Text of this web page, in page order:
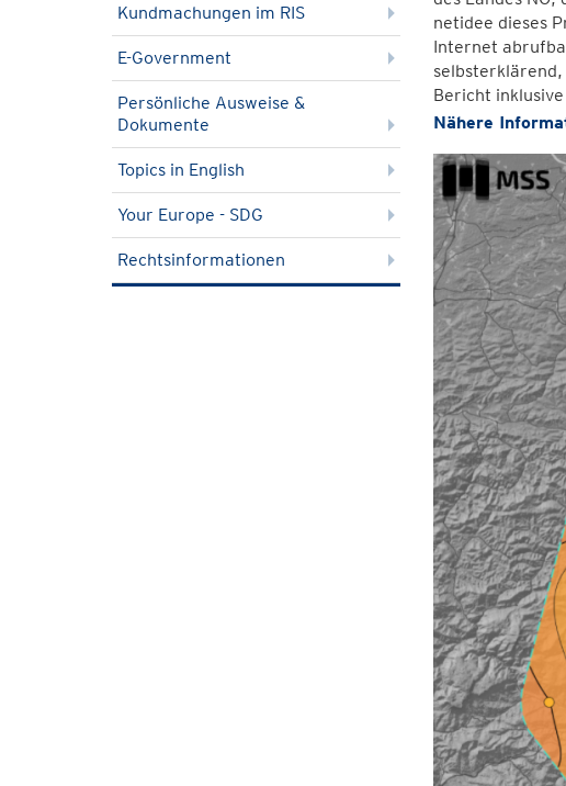
Kundmachungen im RIS
E-Government
Persönliche Ausweise &
Dokumente
Topics in English
Your Europe - SDG
Rechtsinformationen
netidee dieses
Internet
selbsterklärend,
Bericht
Nähere